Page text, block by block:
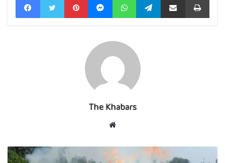
The Khabars
Website